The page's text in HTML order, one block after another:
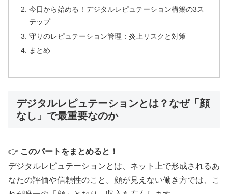
今日から始める！デジタルレピュテーション構築の3ス
テップ
守りのレピュテーション管理：炎上リスクと対策
まとめ
デジタルレピュテーションとは？なぜ「顔
なし」で最重要なのか
👉 このパートをまとめると！
デジタルレピュテーションとは、ネット上で形成されるあ
なたの評価や信頼性のこと。顔が見えない働き方では、こ